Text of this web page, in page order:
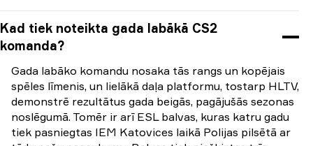
Kad tiek noteikta gada labākā CS2
komanda?
Gada labāko komandu nosaka tās rangs un kopējais
spēles līmenis, un lielākā daļa platformu, tostarp HLTV,
demonstrē rezultātus gada beigās, pagājušās sezonas
noslēgumā. Tomēr ir arī ESL balvas, kuras katru gadu
tiek pasniegtas IEM Katovices laikā Polijas pilsētā ar